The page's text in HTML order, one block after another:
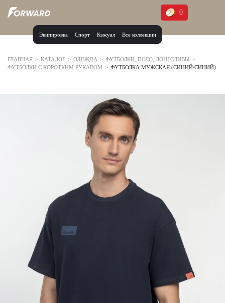
Экипировка Спорт Кэжуал Все коллекции
0
Москва и МО
Москва и МО (14)
Нижегородская область (1)
Новосибирская область (3)
Омская область (5)
Республика Башкортостан (3)
Республика Крым (1)
Республика Татарстан (2)
ГЛАВНАЯ > КАТАЛОГ > ОДЕЖДА > ФУТБОЛКИ, ПОЛО, ЛОНГСЛИВЫ >
ФУТБОЛКИ С КОРОТКИМ РУКАВОМ > ФУТБОЛКА МУЖСКАЯ (СИНИЙ/СИНИЙ)